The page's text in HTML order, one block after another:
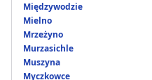
Międzywodzie
Mielno
Mrzeżyno
Murzasichle
Muszyna
Myczkowce